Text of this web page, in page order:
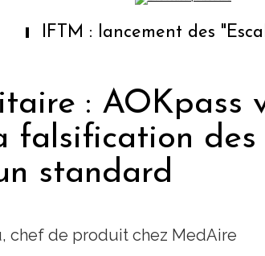
: lancement des "Escales
: AOKpass
falsification des
standard
chef de produit chez MedAire